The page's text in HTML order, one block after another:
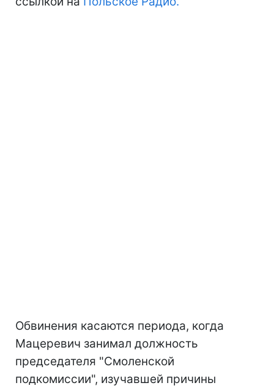
Обвинения касаются периода, когда
Мацеревич занимал должность
председателя "Смоленской
подкомиссии", изучавшей причины